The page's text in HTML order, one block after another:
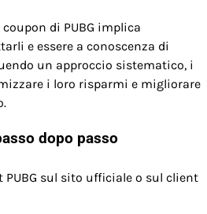
di PUBG implica
e essere a conoscenza di
un approccio sistematico, i
i loro risparmi e migliorare
dopo passo
PUBG sul sito ufficiale o sul client